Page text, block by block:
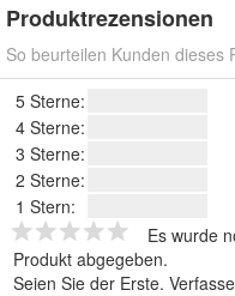
Produktrezensionen
So beurteilen Kunden dieses
5 Sterne:
4 Sterne:
3 Sterne:
2 Sterne:
1 Stern:
Es wurde
Produkt abgegeben.
Seien Sie der Erste.